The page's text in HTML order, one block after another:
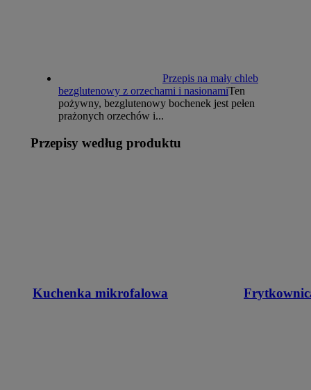
Przepis na mały chleb
bezglutenowy z orzechami i nasionamiTen
pożywny, bezglutenowy bochenek jest pełen
prażonych orzechów i...
Przepisy według produktu
Kuchenka mikrofalowa